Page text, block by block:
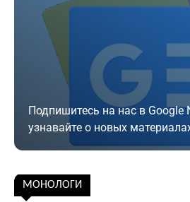
Подпишитесь на нас в Google
узнавайте о новых
Подписаться
МОНОЛОГИ